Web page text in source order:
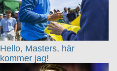
Hello, Masters, här
kommer jag!